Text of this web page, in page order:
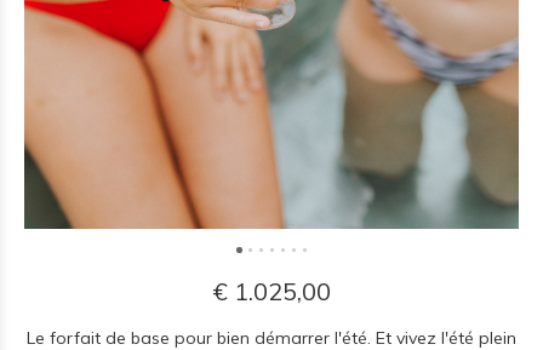
€ 1.025,00
Le forfait de base pour bien démarrer l'été. Et vivez l'été plein